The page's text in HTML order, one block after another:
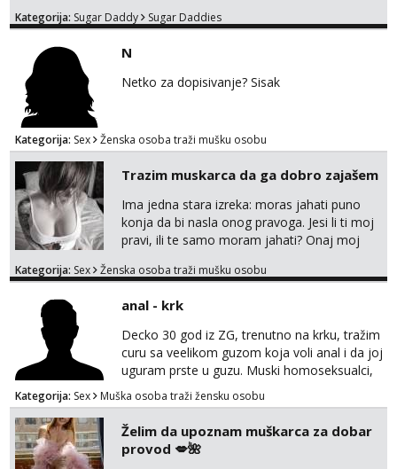
Anđela
tel:0,93€ - mob:1,12€ min
otvorena, komunikativna, zgodna i atraktivna
markodalic37@gmail.com
Kategorija: Sugar Daddy Sugar Daddies
N
Netko za dopisivanje? Sisak
Kategorija: Sex Ženska osoba traži mušku osobu
Trazim muskarca da ga dobro zajašem
Ima jedna stara izreka: moras jahati puno
konja da bi nasla onog pravoga. Jesi li ti moj
pravi, ili te samo moram jahati? Onaj moj
na sexdater link i javi mi se tamo....
Kategorija: Sex Ženska osoba traži mušku osobu
anal - krk
Decko 30 god iz ZG, trenutno na krku, tražim
curu sa veelikom guzom koja voli anal i da joj
uguram prste u guzu. Muski homoseksualci,
parovi i transiči odjebite, ne zanimate me. Bilo
kakva placanja opcenito (gotovina) ili
unaprijed (aircash, paysafecard, bonovi) ne
dolaze u obzir. Javit se prvo porukom na
whatsapp 0958048882.
Kategorija: Sex Muška osoba traži žensku osobu
Želim da upoznam muškarca za dobar
provod 💋🌺